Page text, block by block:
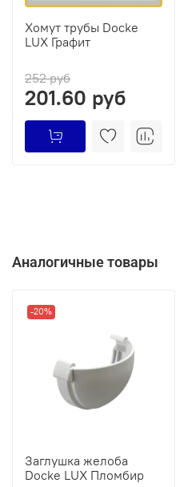
Хомут трубы Docke
LUX Графит
252 руб
201.60 руб
Аналогичные товары
-20%
Заглушка желоба
Docke LUX Пломбир